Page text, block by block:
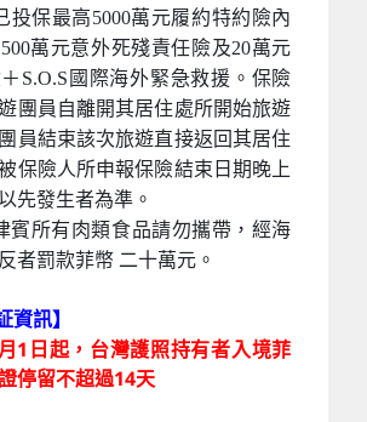
投保最高5000萬元履約特約險內
萬元意外死殘責任險及20萬元
S.O.S國際海外緊急救援。保險
團員自離開其居住處所開始旅遊
員結束該次旅遊直接返回其居住
保險人所申報保險結束日期晚上
先發生者為準。
賓所有肉類食品請勿攜帶，經海
者罰款菲幣 二十萬元。
資訊】
1日起，台灣護照持有者入境菲
停留不超過14天